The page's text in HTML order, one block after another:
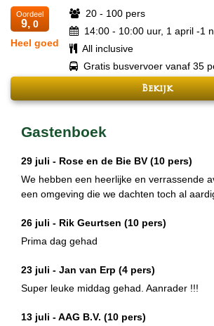
Oordeel
9, 0
Heel goed
20 - 100 pers
14:00 - 10:00 uur, 1 april -1
All inclusive
Gratis busvervoer vanaf 35
Bekijk
Gastenboek
29 juli - Rose en de Bie BV (10 pers)
We hebben een heerlijke en verrassende
een omgeving die we dachten toch al
26 juli - Rik Geurtsen (10 pers)
Prima dag gehad
23 juli - Jan van Erp (4 pers)
Super leuke middag gehad. Aanrader !!!
13 juli -AAG B.V. (10 pers)